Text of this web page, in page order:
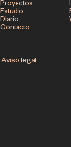
Proyectos
Estudio
Diario
Contacto
Aviso legal